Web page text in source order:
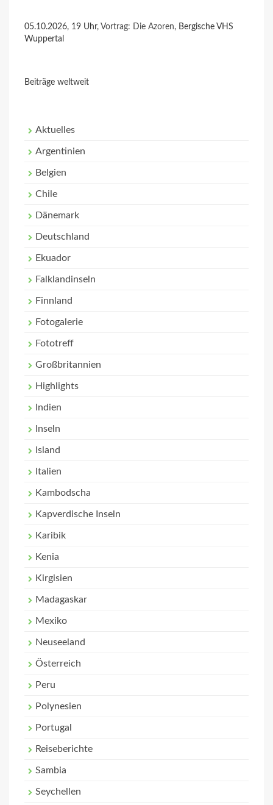
05.10.2026, 19 Uhr, Vortrag: Die Azoren, Bergische VHS
Wuppertal
Beiträge weltweit
Aktuelles
Argentinien
Belgien
Chile
Dänemark
Deutschland
Ekuador
Falklandinseln
Finnland
Fotogalerie
Fototreff
Großbritannien
Highlights
Indien
Inseln
Island
Italien
Kambodscha
Kapverdische Inseln
Karibik
Kenia
Kirgisien
Madagaskar
Mexiko
Neuseeland
Österreich
Peru
Polynesien
Portugal
Reiseberichte
Sambia
Seychellen